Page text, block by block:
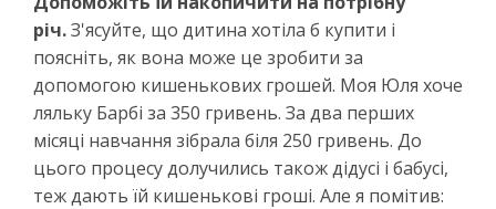
річ.З'ясуйте, що дитина хотіла б купити і
поясніть, як вона може це зробити за
допомогою кишенькових грошей. Моя Юля хоче
ляльку Барбі за 350 гривень. За два перших
місяці навчання зібрала біля 250 гривень. До
цього процесу долучились також дідусі і бабусі,
теж дають їй кишенькові гроші. Але я помітив: